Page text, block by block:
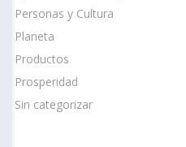
Personas y Cultura
Planeta
Productos
Prosperidad
Sin categorizar